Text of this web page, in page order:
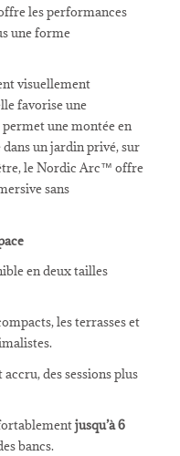
les performances
une forme
visuellement
favorise une
une montée en
un jardin privé, sur
le Nordic Arc™ offre
sans
en deux tailles
les terrasses et
des sessions plus
jusqu’à 6
bancs.